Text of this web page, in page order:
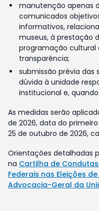
manutenção apenas
comunicados
informativos,
museus, à prestação
programação cultural
transparência;
submissão prévia das
dúvida à unidade
institucional e,
As medidas serão
de 2026, data do
25 de outubro de 2026,
Orientações detalhadas
na Cartilha de
Federais nas Eleições
Advocacia-Geral da